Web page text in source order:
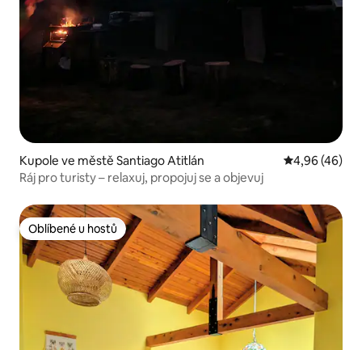
Kupole ve městě Santiago Atitlán Průměrné
4,96 (46)
Ráj pro turisty – relaxuj, propojuj se a objevuj
Oblíbené u hostů
Oblíbené u hostů